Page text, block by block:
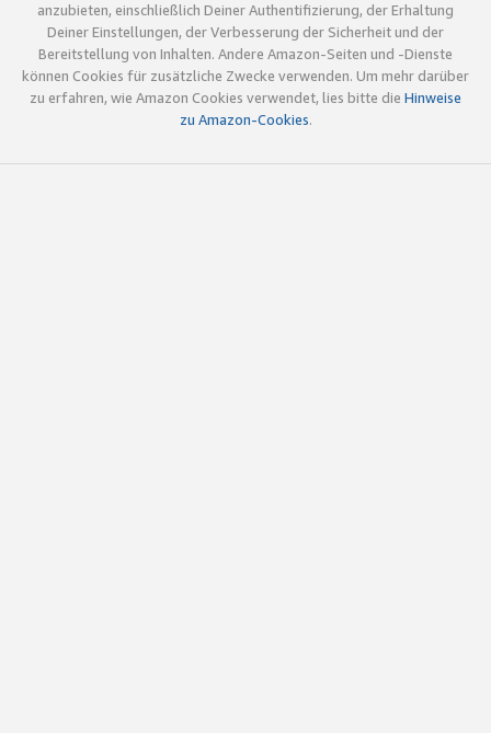
anzubieten, einschließlich Deiner Authentifizierung, der Erhaltung
Deiner Einstellungen, der Verbesserung der Sicherheit und der
Bereitstellung von Inhalten. Andere Amazon-Seiten und -Dienste
können Cookies für zusätzliche Zwecke verwenden. Um mehr darüber
zu erfahren, wie Amazon Cookies verwendet, lies bitte die Hinweise
zu Amazon-Cookies.